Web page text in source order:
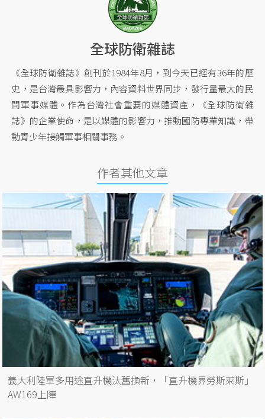
全球防衛雜誌
《全球防衛雜誌》創刊於1984年8月，到今天已經有36年的歷
史，是台灣最具影響力，內容資料世界同步，發行量最大的民
間軍事媒體。作為台灣社會重要的媒體資產，《全球防衛雜
誌》的企業使命，是以媒體的影響力，推動國防專業知識，帶
動青少年接觸軍事相關事務。
作者其他文章
義大利陸軍多用途直升機汰舊換新，「直升機界勞斯萊斯」
AW169上陣